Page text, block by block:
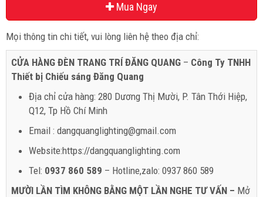
Mua Ngay
Mọi thông tin chi tiết, vui lòng liên hệ theo địa chỉ:
CỬA HÀNG ĐÈN TRANG TRÍ ĐĂNG QUANG – Công Ty TNHH
Thiết bị Chiếu sáng Đăng Quang
Địa chỉ cửa hàng: 280 Dương Thị Mười, P. Tân Thới Hiệp,
Q12, Tp Hồ Chí Minh
Email : dangquanglighting@gmail.com
Website:https://dangquanglighting.com
Tel: 0937 860 589 – Hotline,zalo: 0937 860 589
MƯỜI LẦN TÌM KHÔNG BẰNG MỘT LẦN NGHE TƯ VẤN – Mở